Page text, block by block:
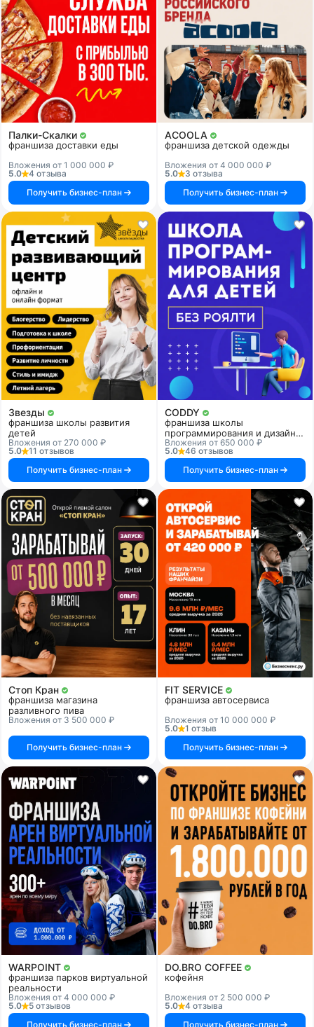
Палки-Скалки
франшиза доставки еды
Вложения от 1 000 000 ₽
5.0
4 отзыва
Получить бизнес-план
ACOOLA
франшиза детской одежды
Вложения от 4 000 000 ₽
5.0
3 отзыва
Получить бизнес-план
Звезды
франшиза школы развития
детей
Вложения от 270 000 ₽
5.0
11 отзывов
Получить бизнес-план
CODDY
франшиза школы
программирования и дизайна
для детей
Вложения от 650 000 ₽
5.0
46 отзывов
Получить бизнес-план
Стоп Кран
франшиза магазина
разливного пива
Вложения от 3 500 000 ₽
Получить бизнес-план
FIT SERVICE
франшиза автосервиса
Вложения от 10 000 000 ₽
5.0
1 отзыв
Получить бизнес-план
WARPOINT
франшиза парков виртуальной
реальности
Вложения от 4 000 000 ₽
5.0
5 отзывов
Получить бизнес-план
DO.BRO COFFEE
кофейня
Вложения от 2 500 000 ₽
5.0
4 отзыва
Получить бизнес-план